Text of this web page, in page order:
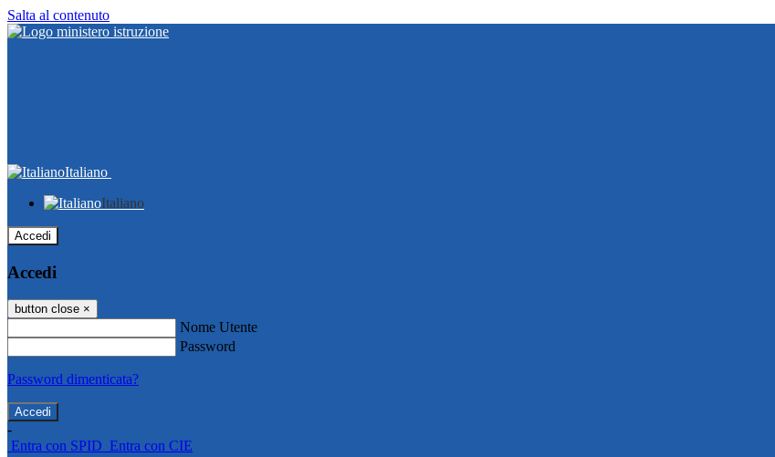
Salta al contenuto
Italiano
Italiano
Accedi
Accedi
button close ×
Nome Utente
Password
Password dimenticata?
-
Entra con SPID Entra con CIE